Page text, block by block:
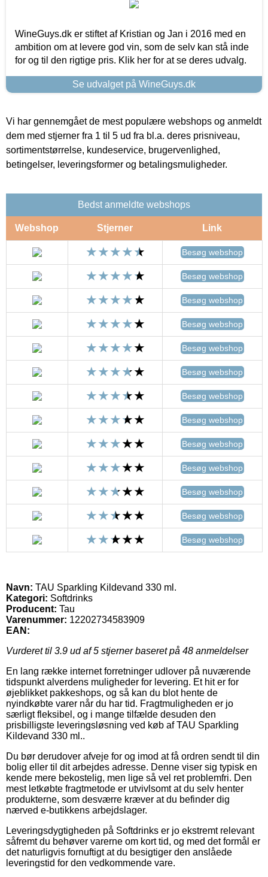
WineGuys.dk er stiftet af Kristian og Jan i 2016 med en
ambition om at levere god vin, som de selv kan stå inde
for og til den rigtige pris. Klik her for at se deres udvalg.
Se udvalget på WineGuys.dk
Vi har gennemgået de mest populære webshops og anmeldt
dem med stjerner fra 1 til 5 ud fra bl.a. deres prisniveau,
sortimentstørrelse, kundeservice, brugervenlighed,
betingelser, leveringsformer og betalingsmuligheder.
Bedst anmeldte webshops
Webshop Stjerner Link
Besøg webshop
Besøg webshop
Besøg webshop
Besøg webshop
Besøg webshop
Besøg webshop
Besøg webshop
Besøg webshop
Besøg webshop
Besøg webshop
Besøg webshop
Besøg webshop
Besøg webshop
Navn: TAU Sparkling Kildevand 330 ml.
Kategori: Softdrinks
Producent: Tau
Varenummer: 12202734583909
EAN:
Vurderet til 3.9 ud af 5 stjerner baseret på 48 anmeldelser
En lang række internet forretninger udlover på nuværende
tidspunkt alverdens muligheder for levering. Et hit er for
øjeblikket pakkeshops, og så kan du blot hente de
nyindkøbte varer når du har tid. Fragtmuligheden er jo
særligt fleksibel, og i mange tilfælde desuden den
prisbilligste leveringsløsning ved køb af TAU Sparkling
Kildevand 330 ml..
Du bør derudover afveje for og imod at få ordren sendt til din
bolig eller til dit arbejdes adresse. Denne viser sig typisk en
kende mere bekostelig, men lige så vel ret problemfri. Den
mest letkøbte fragtmetode er utvivlsomt at du selv henter
produkterne, som desværre kræver at du befinder dig
nærved e-butikkens arbejdslager.
Leveringsdygtigheden på Softdrinks er jo ekstremt relevant
såfremt du behøver varerne om kort tid, og med det formål er
det naturligvis fornuftigt at du besigtiger den anslåede
leveringstid for den vedkommende vare.